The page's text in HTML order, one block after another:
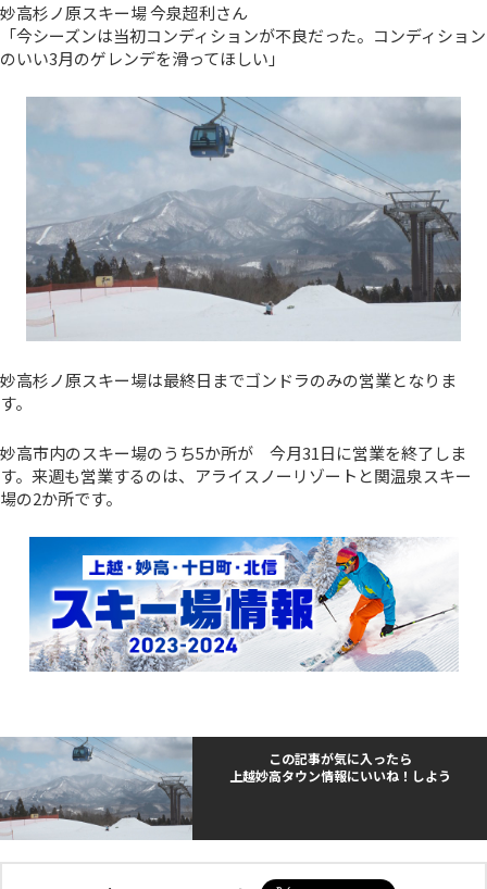
妙高杉ノ原スキー場 今泉超利さん
「今シーズンは当初コンディションが不良だった。コンディション
のいい3月のゲレンデを滑ってほしい」
妙高杉ノ原スキー場は最終日までゴンドラのみの営業となりま
す。
妙高市内のスキー場のうち5か所が 今月31日に営業を終了しま
す。来週も営業するのは、アライスノーリゾートと関温泉スキー
場の2か所です。
この記事が気に入ったら
上越妙高タウン情報にいいね！しよう